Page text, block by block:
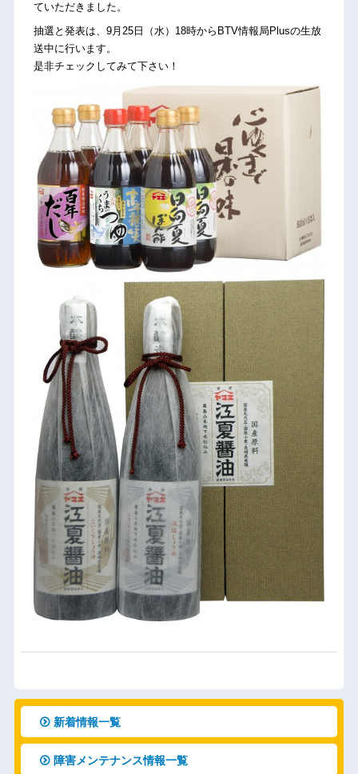
ていただきました。
抽選と発表は、9月25日（水）18時からBTV情報局Plusの生放
送中に行います。
是非チェックしてみて下さい！
新着情報一覧
障害メンテナンス情報一覧